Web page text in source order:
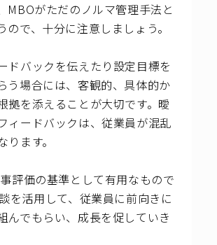
MBOがただのノルマ管理手法と
ので、十分に注意しましょう。
ドバックを伝えたり設定目標を
う場合には、客観的、具体的か
拠を添えることが大切です。曖
ィードバックは、従業員が混乱
ます。
評価の基準として有用なもので
を活用して、従業員に前向きに
んでもらい、成長を促していき